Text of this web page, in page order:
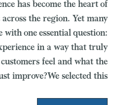
has become the heart of
the region. Yet many
one essential question:
in a way that truly
feel and what the
improve?We selected this…